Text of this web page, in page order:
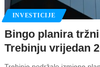
INVESTICIJE
Bingo planira
Trebinju vrijedan